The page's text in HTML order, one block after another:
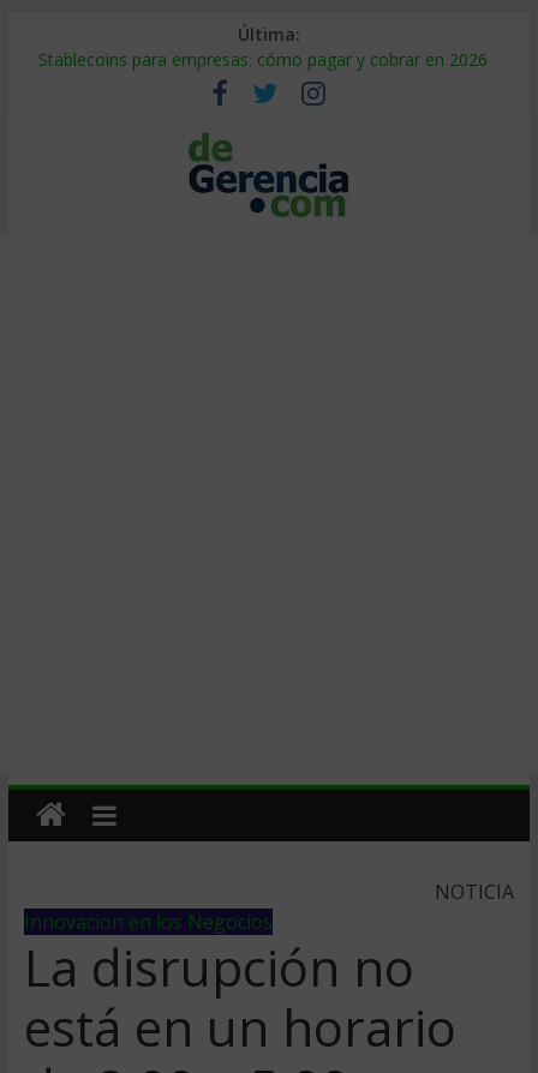
Última:
Stablecoins para empresas: cómo pagar y cobrar en 2026
Despido silencioso: qué es y por qué sale tan caro
IA en selección de personal: cómo auditarla a tiempo
Trabajo forzoso en la cadena de suministro: qué hacer
Mercado hispano de EE. UU.: cómo segmentarlo y venderle
NOTICIA
Innovacion en los Negocios
La disrupción no
está en un horario